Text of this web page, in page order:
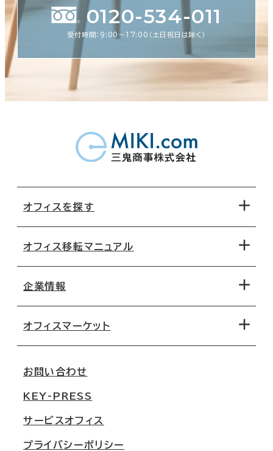
0120-534-011
受付時間：9:00〜17:00（土日祝日は除く）
オフィスを探す
地図から探す
路線・駅から探す
オフィス移転マニュアル
移転コストシミュレーション
移転スケジュール
オフィス移転Q&A
企業情報
オフィスマーケット
大阪
名古屋
札幌
お問い合わせ
KEY-PRESS
サービスオフィス
プライバシーポリシー